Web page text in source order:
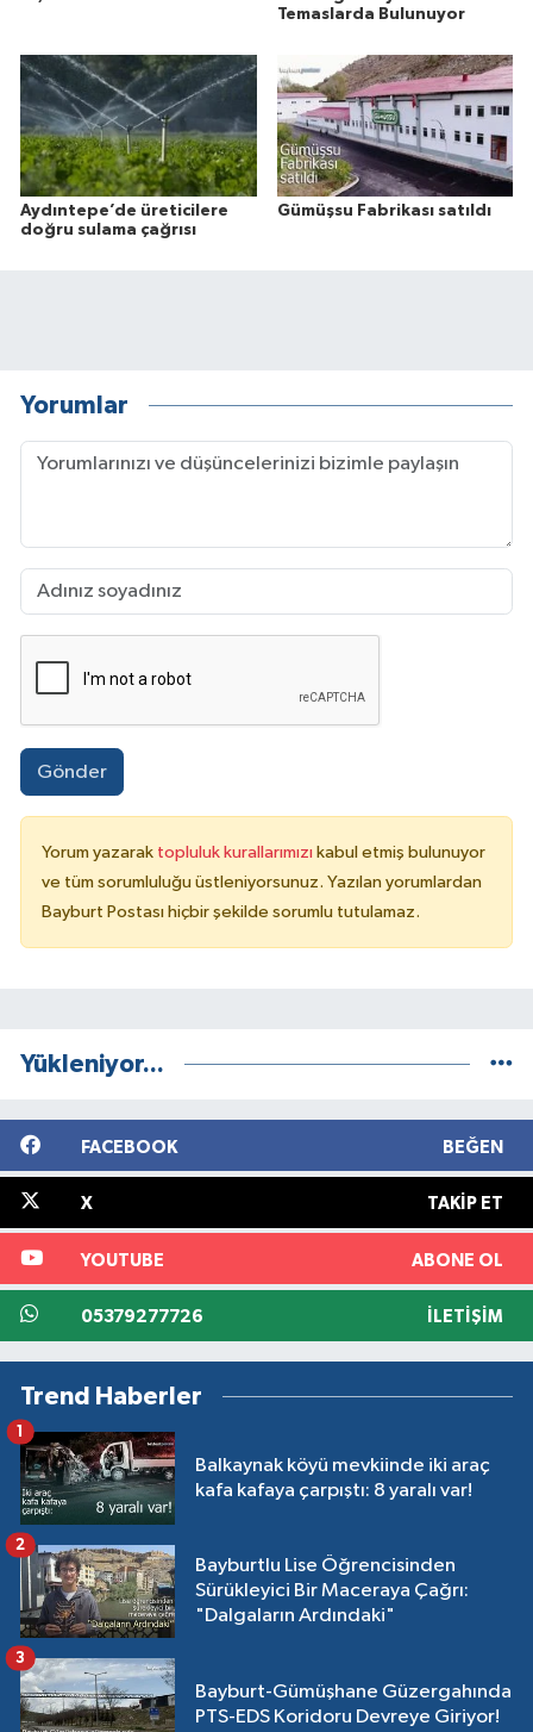
Temaslarda Bulunuyor
Aydıntepe’de üreticilere
doğru sulama çağrısı
Gümüşsu Fabrikası satıldı
Yorumlar
Gönder
Yorum yazarak topluluk kurallarımızı kabul etmiş bulunuyor
ve tüm sorumluluğu üstleniyorsunuz. Yazılan yorumlardan
Bayburt Postası hiçbir şekilde sorumlu tutulamaz.
Yükleniyor...
FACEBOOK BEĞEN
X TAKIP ET
YOUTUBE ABONE OL
05379277726 İLETIŞIM
Trend Haberler
Balkaynak köyü mevkiinde iki araç
kafa kafaya çarpıştı: 8 yaralı var!
1
Bayburtlu Lise Öğrencisinden
Sürükleyici Bir Maceraya Çağrı:
"Dalgaların Ardındaki"
2
Bayburt-Gümüşhane Güzergahında
PTS-EDS Koridoru Devreye Giriyor!
3